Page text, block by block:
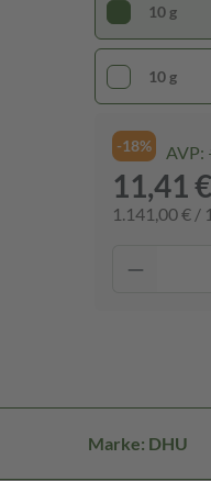
10 g
10 g
-18% AVP:
11,41 €
1.141,00 € /
Marke: DHU